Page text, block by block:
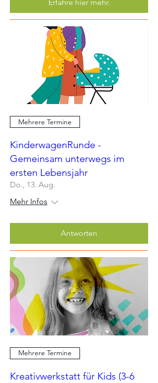
Erfahre hier mehr.
Mehrere Termine
KinderwagenRunde -
Gemeinsam unterwegs im
ersten Lebensjahr
Do., 13. Aug.
Mehr Infos
Antworten
Mehrere Termine
Kreativwerkstatt für Kids (3-6